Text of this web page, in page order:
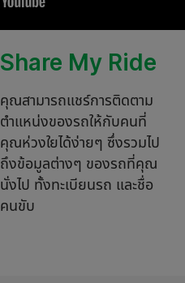
Share My Ride
คุณสามารถแชร์การติดตาม
ตำแหน่งของรถให้กับคนที่
คุณห่วงใยได้ง่ายๆ ซึ่งรวมไป
ถึงข้อมูลต่างๆ ของรถที่คุณ
นั่งไป ทั้งทะเบียนรถ และชื่อ
คนขับ